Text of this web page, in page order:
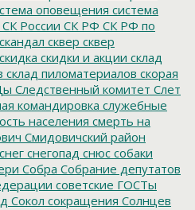
оповещения система
СК России СК РФ СК РФ по
скандал сквер сквер
скидка скидки и акции склад
склад пиломатериалов скорая
Следственный комитет Слет
командировка служебные
населения смерть на
Смидовичский район
снег снегопад снюс собаки
Собра Собрание депутатов
советские ГОСТы
Сокол сокращения Солнцев